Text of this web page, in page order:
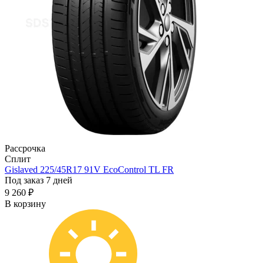
Рассрочка
Сплит
Gislaved 225/45R17 91V EcoControl TL FR
Под заказ 7 дней
9 260 ₽
В корзину